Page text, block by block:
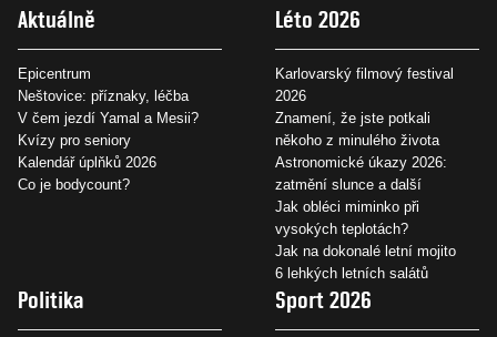
Aktuálně
Epicentrum
Neštovice: příznaky, léčba
V čem jezdí Yamal a Mesii?
Kvízy pro seniory
Kalendář úplňků 2026
Co je bodycount?
Léto 2026
Karlovarský filmový festival
2026
Znamení, že jste potkali
někoho z minulého života
Astronomické úkazy 2026:
zatmění slunce a další
Jak obléci miminko při
vysokých teplotách?
Jak na dokonalé letní mojito
6 lehkých letních salátů
Politika Sport 2026